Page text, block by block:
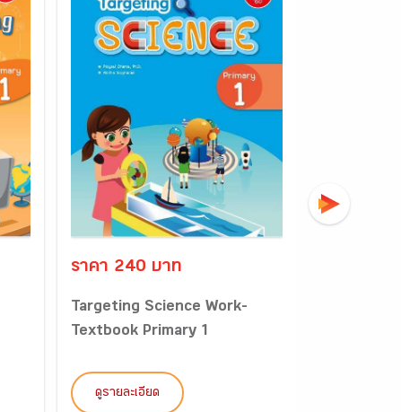
ราคา 240 บาท
Targeting Science Work-
Textbook Primary 1
ดูรายละเอียด